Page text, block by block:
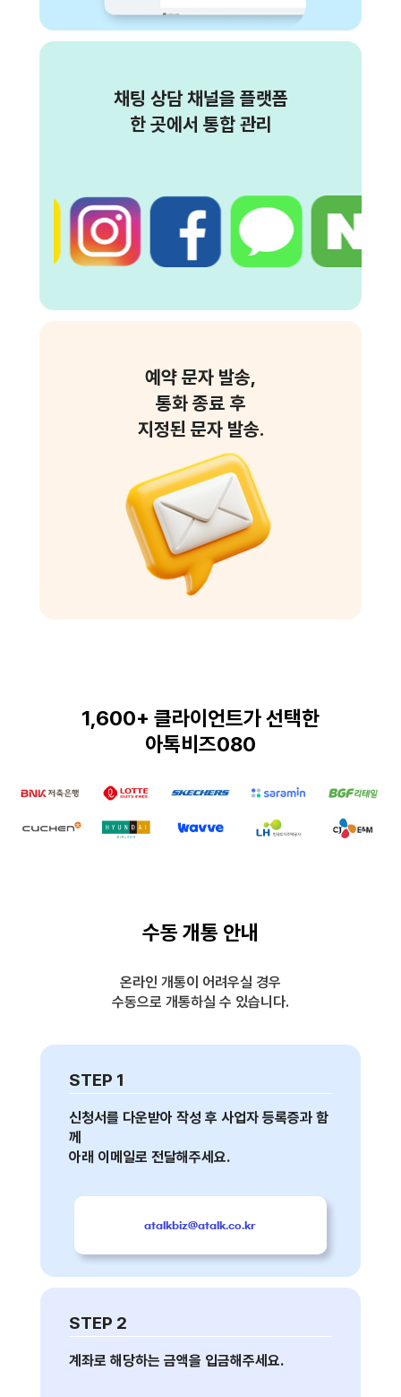
채팅 상담 채널을 플랫폼
한 곳에서 통합 관리
예약 문자 발송,
통화 종료 후
지정된 문자 발송.
1,600+ 클라이언트가 선택한
아톡비즈080
수동 개통 안내
온라인 개통이 어려우실 경우
수동으로 개통하실 수 있습니다.
STEP 1
신청서를 다운받아 작성 후 사업자 등록증과 함
께
아래 이메일로 전달해주세요.
atalkbiz@atalk.co.kr
STEP 2
계좌로 해당하는 금액을 입금해주세요.